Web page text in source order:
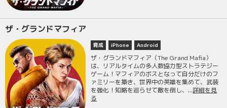
ザ・グランドマフィア
育成 iPhone Android
ザ・グランドマフィア（The Grand Mafia）
は、リアルタイムの多人数協力型ストラテジー
ゲーム！マフィアのボスとなって自分だけのフ
ァミリーを築き、世界中の英雄を集めて、武装
を強化！知略を巡らせて敵を倒し、...詳細を見
る